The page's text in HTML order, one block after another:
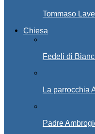
Tommaso
Chiesa
Fedeli di
La parrocchia
Padre